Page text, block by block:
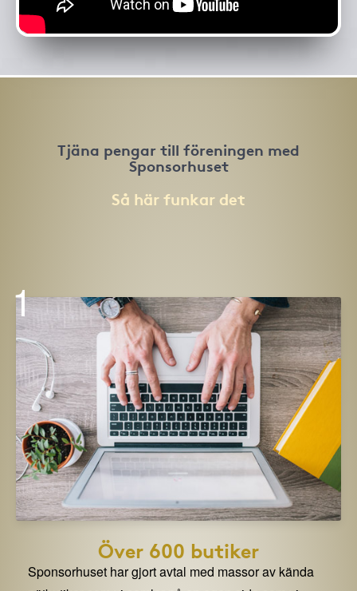
Tjäna pengar till föreningen med
Sponsorhuset
Så här funkar det
1
Över 600 butiker
Sponsorhuset har gjort avtal med massor av kända